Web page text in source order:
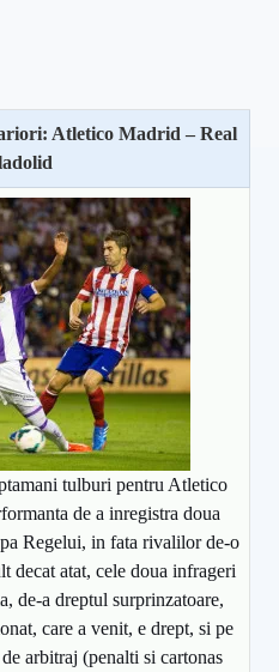
Atletico Madrid – Real
tulburi pentru Atletico
de a inregistra doua
Regelui, in fata rivalilor de-o
decat atat, cele doua infrageri
de-a dreptul surprinzatoare,
care a venit, e drept, si pe
arbitraj (penalti si cartonas